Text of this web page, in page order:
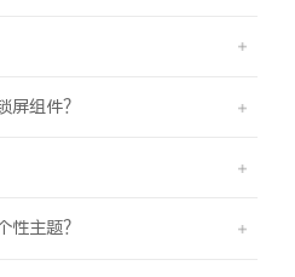
屏组件？
性主题？